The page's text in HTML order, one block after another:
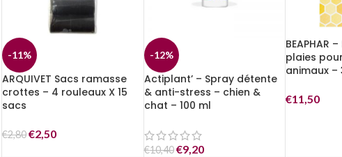
-11%
ARQUIVET Sacs ramasse
crottes – 4 rouleaux X 15
sacs
€2,80€2,50
-12%
Actiplant’ – Spray détente
& anti-stress – chien &
chat – 100 ml
€10,40 €9,20
BEAPHAR
plaies
animaux –
€11,50